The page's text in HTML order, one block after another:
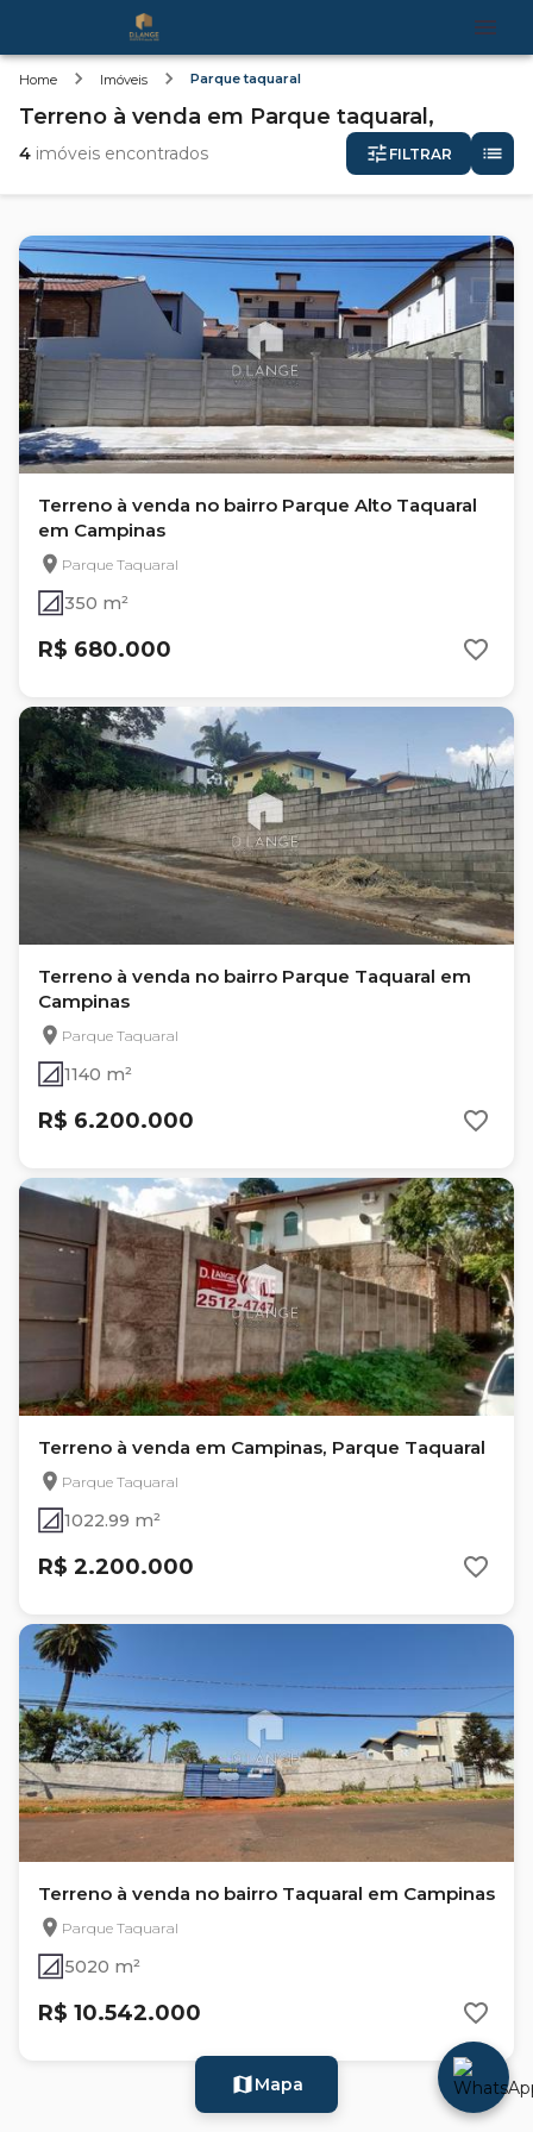
Home Imóveis Parque taquaral
Terreno à venda em Parque taquaral,
4 imóveis encontrados FILTRAR
Terreno à venda no bairro Parque Alto Taquaral
em Campinas
Parque Taquaral
350 m²
R$ 680.000
Terreno à venda no bairro Parque Taquaral em
Campinas
Parque Taquaral
1140 m²
R$ 6.200.000
Terreno à venda em Campinas, Parque Taquaral
Parque Taquaral
1022.99 m²
R$ 2.200.000
Terreno à venda no bairro Taquaral em Campinas
Parque Taquaral
5020 m²
R$ 10.542.000
Mapa